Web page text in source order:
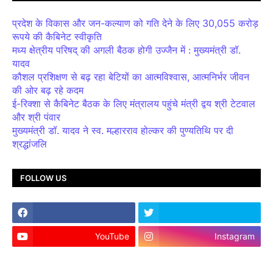
प्रदेश के विकास और जन-कल्याण को गति देने के लिए 30,055 करोड़
रूपये की कैबिनेट स्वीकृति
मध्य क्षेत्रीय परिषद् की अगली बैठक होगी उज्जैन में : मुख्यमंत्री डॉ.
यादव
कौशल प्रशिक्षण से बढ़ रहा बेटियों का आत्मविश्वास, आत्मनिर्भर जीवन
की ओर बढ़ रहे कदम
ई-रिक्शा से कैबिनेट बैठक के लिए मंत्रालय पहुंचे मंत्री द्वय श्री टेटवाल
और श्री पंवार
मुख्यमंत्री डॉ. यादव ने स्व. मल्हारराव होल्कर की पुण्यतिथि पर दी
श्रद्धांजलि
FOLLOW US
YouTube Instagram